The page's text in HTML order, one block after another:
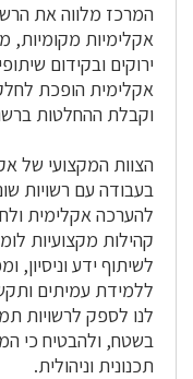
המרכז מלווה את
אקלימיות מקומיות,
ירוקים ובקידום
אקלימית הופכת
וקבלת ההחלטות
הצוות המקצועי של
בעבודה עם רשויות
להערכה אקלימית
קהילות מקצועיות
לשיתוף ידע וניסיון,
ללמידת עמיתים
לנו לספק לרשויות
בשטח, ולהבטיח כי
תכנונית וניהולית.